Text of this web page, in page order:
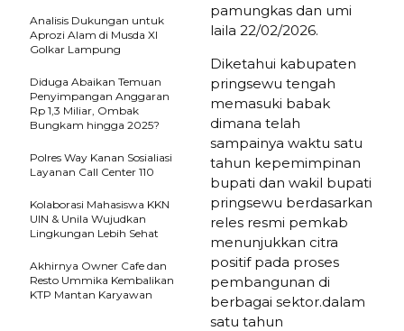
pamungkas dan umi
laila 22/02/2026.
Diketahui kabupaten
pringsewu tengah
memasuki babak
dimana telah
sampainya waktu satu
tahun kepemimpinan
bupati dan wakil bupati
pringsewu berdasarkan
reles resmi pemkab
menunjukkan citra
positif pada proses
pembangunan di
berbagai sektor.dalam
satu tahun
Analisis Dukungan untuk
Aprozi Alam di Musda XI
Golkar Lampung
Diduga Abaikan Temuan
Penyimpangan Anggaran
Rp 1,3 Miliar, Ombak
Bungkam hingga 2025?
Polres Way Kanan Sosialiasi
Layanan Call Center 110
Kolaborasi Mahasiswa KKN
UIN & Unila Wujudkan
Lingkungan Lebih Sehat
Akhirnya Owner Cafe dan
Resto Ummika Kembalikan
KTP Mantan Karyawan